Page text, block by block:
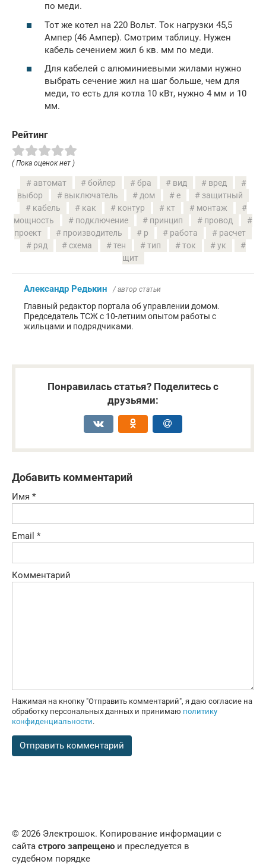
по меди.
Тот же котел на 220 Вольт. Ток нагрузки 45,5
Ампер (46 Ампер). Смотрим таблицу. Нужен
кабель сечением жил 6 кв. мм по меди.
Для кабелей с алюминиевыми жилами нужно
выбрать сечение жил на шаг больше, чем для
меди, то есть для котла 10 кВт, нужно 4 мм и 10
мм.
Рейтинг
( Пока оценок нет )
автомат бойлер бра вид
вред
выбор
выключатель дом е
защитный
кабель
как контур кт
монтаж
мощность
подключение принцип
провод
проект
производитель р работа
расчет
ряд
схема тен тип ток
ук
щит
Александр Редькин / автор статьи
Главный редактор портала об управлении домом.
Председатель ТСЖ с 10-летним опытом работы с
жильцами и подрядчиками.
Понравилась статья? Поделитесь с
друзьями:
Добавить комментарий
Имя *
Email *
Комментарий
Нажимая на кнопку "Отправить комментарий", я даю согласие на
обработку персональных данных и принимаю политику
конфиденциальности.
© 2026 Электрошок. Копирование информации с
сайта строго запрещено и преследуется в
судебном порядке